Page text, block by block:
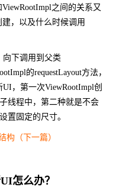
之间的关系又
，以及什么时候调用
向下调用到父类
的requestLayout方法，
，第一次ViewRootImpl创
线程中，第二种就是不会
置固定的尺寸。
构（下一篇）
怎么办？